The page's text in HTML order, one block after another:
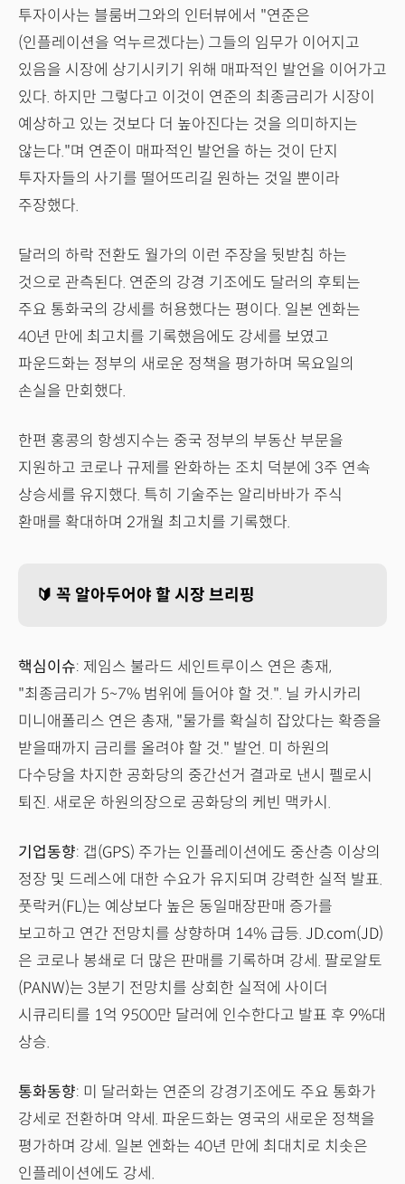
투자이사는 블룸버그와의 인터뷰에서 "연준은
(인플레이션을 억누르겠다는) 그들의 임무가 이어지고
있음을 시장에 상기시키기 위해 매파적인 발언을 이어가고
있다. 하지만 그렇다고 이것이 연준의 최종금리가 시장이
예상하고 있는 것보다 더 높아진다는 것을 의미하지는
않는다."며 연준이 매파적인 발언을 하는 것이 단지
투자자들의 사기를 떨어뜨리길 원하는 것일 뿐이라
주장했다.
달러의 하락 전환도 월가의 이런 주장을 뒷받침 하는
것으로 관측된다. 연준의 강경 기조에도 달러의 후퇴는
주요 통화국의 강세를 허용했다는 평이다. 일본 엔화는
40년 만에 최고치를 기록했음에도 강세를 보였고
파운드화는 정부의 새로운 정책을 평가하며 목요일의
손실을 만회했다.
한편 홍콩의 항셍지수는 중국 정부의 부동산 부문을
지원하고 코로나 규제를 완화하는 조치 덕분에 3주 연속
상승세를 유지했다. 특히 기술주는 알리바바가 주식
환매를 확대하며 2개월 최고치를 기록했다.
🔰 꼭 알아두어야 할 시장 브리핑
핵심이슈: 제임스 불라드 세인트루이스 연은 총재,
"최종금리가 5~7% 범위에 들어야 할 것.". 닐 카시카리
미니애폴리스 연은 총재, "물가를 확실히 잡았다는 확증을
받을때까지 금리를 올려야 할 것." 발언. 미 하원의
다수당을 차지한 공화당의 중간선거 결과로 낸시 펠로시
퇴진. 새로운 하원의장으로 공화당의 케빈 맥카시.
기업동향: 갭(GPS) 주가는 인플레이션에도 중산층 이상의
정장 및 드레스에 대한 수요가 유지되며 강력한 실적 발표.
풋락커(FL)는 예상보다 높은 동일매장판매 증가를
보고하고 연간 전망치를 상향하며 14% 급등. JD.com(JD)
은 코로나 봉쇄로 더 많은 판매를 기록하며 강세. 팔로알토
(PANW)는 3분기 전망치를 상회한 실적에 사이더
시큐리티를 1억 9500만 달러에 인수한다고 발표 후 9%대
상승.
통화동향: 미 달러화는 연준의 강경기조에도 주요 통화가
강세로 전환하며 약세. 파운드화는 영국의 새로운 정책을
평가하며 강세. 일본 엔화는 40년 만에 최대치로 치솟은
인플레이션에도 강세.